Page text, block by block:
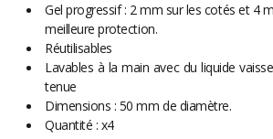
Gel progressif : 2 mm sur les cotés et 4
meilleure protection.
Réutilisables
Lavables à la main avec du liquide
tenue
Dimensions : 50 mm de diamètre.
Quantité : x4